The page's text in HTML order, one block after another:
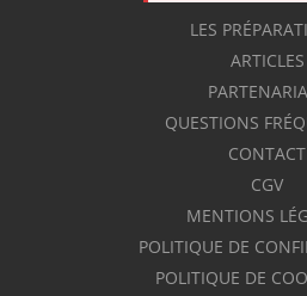
LES
ARTICLES
QUESTIONS
CONTACT
CGV
MENTIONS
POLITIQUE DE
POLITIQUE DE